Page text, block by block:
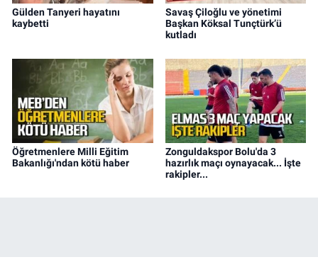
Gülden Tanyeri hayatını
kaybetti
Savaş Çiloğlu ve yönetimi
Başkan Köksal Tunçtürk’ü
kutladı
Öğretmenlere Milli Eğitim
Bakanlığı'ndan kötü haber
Zonguldakspor Bolu'da 3
hazırlık maçı oynayacak... İşte
rakipler...